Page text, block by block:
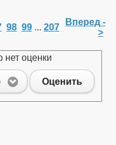
98 99 ... 207
Вперед -
>
нет оценки
Оценить